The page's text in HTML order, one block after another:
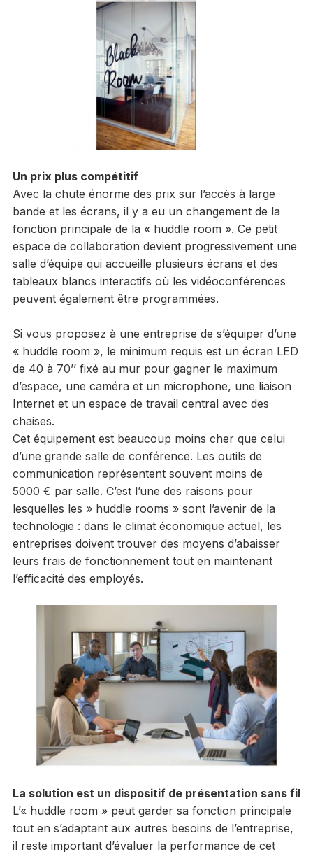
Un prix plus compétitif
Avec la chute énorme des prix sur l’accès à large
bande et les écrans, il y a eu un changement de la
fonction principale de la « huddle room ». Ce petit
espace de collaboration devient progressivement une
salle d’équipe qui accueille plusieurs écrans et des
tableaux blancs interactifs où les vidéoconférences
peuvent également être programmées.
Si vous proposez à une entreprise de s’équiper d’une
« huddle room », le minimum requis est un écran LED
de 40 à 70’’ fixé au mur pour gagner le maximum
d’espace, une caméra et un microphone, une liaison
Internet et un espace de travail central avec des
chaises.
Cet équipement est beaucoup moins cher que celui
d’une grande salle de conférence. Les outils de
communication représentent souvent moins de
5000 € par salle. C’est l’une des raisons pour
lesquelles les » huddle rooms » sont l’avenir de la
technologie : dans le climat économique actuel, les
entreprises doivent trouver des moyens d’abaisser
leurs frais de fonctionnement tout en maintenant
l’efficacité des employés.
La solution est un dispositif de présentation sans fil
L’« huddle room » peut garder sa fonction principale
tout en s’adaptant aux autres besoins de l’entreprise,
il reste important d’évaluer la performance de cet